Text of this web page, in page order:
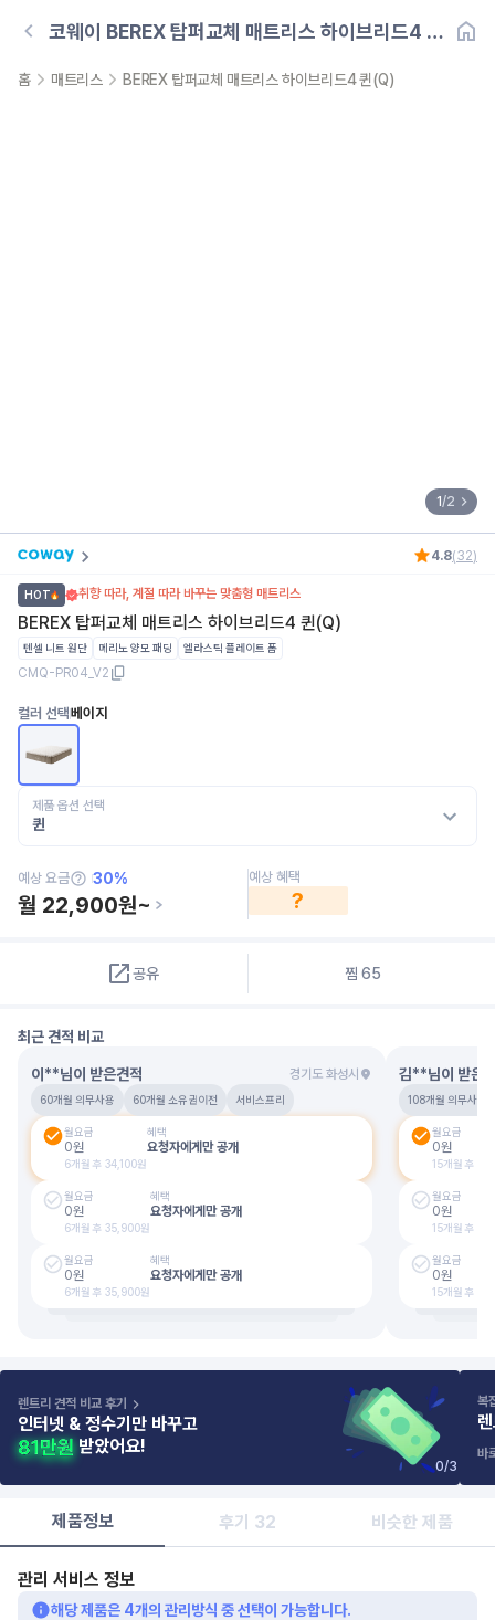
코웨이 BEREX 탑퍼교체 매트리스 하이브리드4 퀸
홈 매트리스 BEREX 탑퍼교체 매트리스 하이브리드4 퀸(Q)
1/2
4.8(32)
HOT 취향 따라, 계절 따라 바꾸는 맞춤형 매트리스
BEREX 탑퍼교체 매트리스 하이브리드4 퀸(Q)
텐셀 니트 원단 메리노 양모 패딩 엘라스틱 플레이트 폼
CMQ-PR04_V2
컬러 선택베이지
제품 옵션 선택
퀸
예상 요금 30%
월 22,900원~
예상 혜택
?
공유 찜 65
최근 견적 비교
이**님이 받은견적 경기도 화성시
60개월 의무사용 60개월 소유권이전 서비스프리
월요금
0원
6개월 후 34,100원
혜택
요청자에게만 공개
월요금
0원
6개월 후 35,900원
혜택
요청자에게만 공개
월요금
0원
6개월 후 35,900원
혜택
요청자에게만 공개
김**님이 받은
108개월 의무사용
월요금
0원
15개월 후
월요금
0원
15개월 후
월요금
0원
15개월 후
렌트리 견적 비교 후기
인터넷 & 정수기만 바꾸고
받았어요!
복
바
0/3
제품정보 후기 32 비슷한 제품
관리 서비스 정보
해당 제품은 4개의 관리방식 중 선택이 가능합니다.